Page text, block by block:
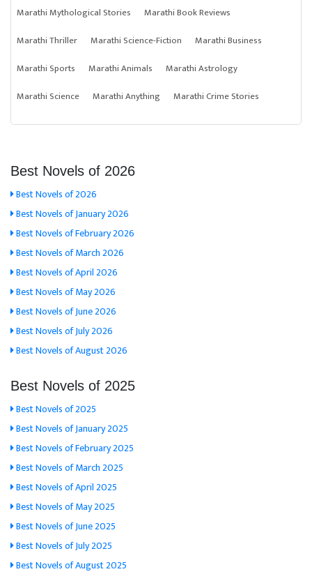
Marathi Mythological Stories
Marathi Book Reviews
Marathi Thriller
Marathi Science-Fiction
Marathi Business
Marathi Sports
Marathi Animals
Marathi Astrology
Marathi Science
Marathi Anything Marathi Crime Stories
Best Novels of 2026
Best Novels of 2026
Best Novels of January 2026
Best Novels of February 2026
Best Novels of March 2026
Best Novels of April 2026
Best Novels of May 2026
Best Novels of June 2026
Best Novels of July 2026
Best Novels of August 2026
Best Novels of 2025
Best Novels of 2025
Best Novels of January 2025
Best Novels of February 2025
Best Novels of March 2025
Best Novels of April 2025
Best Novels of May 2025
Best Novels of June 2025
Best Novels of July 2025
Best Novels of August 2025